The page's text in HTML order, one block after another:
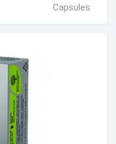
Capsules